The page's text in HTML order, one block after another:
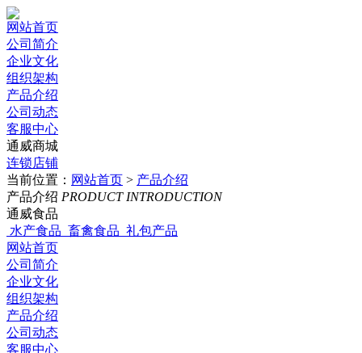
网站首页
公司简介
企业文化
组织架构
产品介绍
公司动态
客服中心
通威商城
连锁店铺
当前位置： 网站首页 > 产品介绍
产品介绍 PRODUCT INTRODUCTION
通威食品
水产食品 畜禽食品 礼包产品
网站首页
公司简介
企业文化
组织架构
产品介绍
公司动态
客服中心